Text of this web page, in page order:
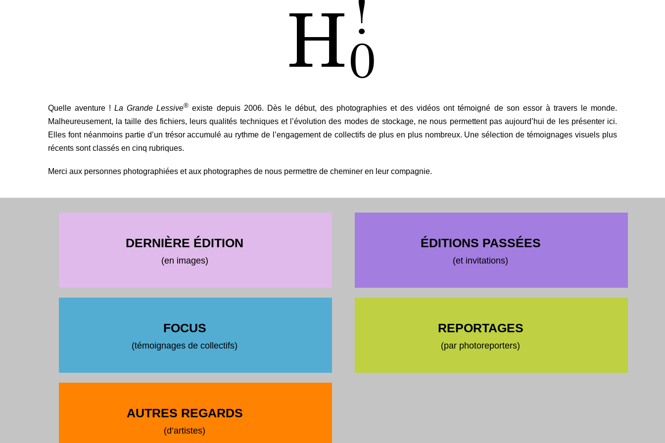
Quelle aventure ! La Grande Lessive® existe depuis 2006. Dès le début, des photographies et des vidéos ont témoigné de son essor à travers le monde.
Malheureusement, la taille des fichiers, leurs qualités techniques et l’évolution des modes de stockage, ne nous permettent pas aujourd’hui de les présenter ici.
Elles font néanmoins partie d’un trésor accumulé au rythme de l’engagement de collectifs de plus en plus nombreux. Une sélection de témoignages visuels plus
récents sont classés en cinq rubriques.
Merci aux personnes photographiées et aux photographes de nous permettre de cheminer en leur compagnie.
DERNIÈRE ÉDITION
(en images)
ÉDITIONS PASSÉES
(et invitations)
FOCUS
(témoignages de collectifs)
REPORTAGES
(par photoreporters)
AUTRES REGARDS
(d’artistes)